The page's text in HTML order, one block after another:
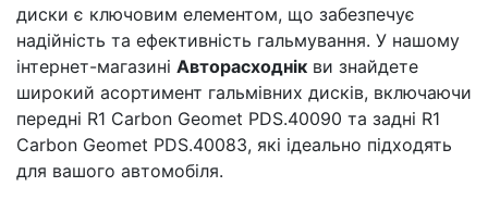
диски є ключовим елементом, що забезпечує
надійність та ефективність гальмування. У нашому
інтернет-магазині Авторасходнік ви знайдете
широкий асортимент гальмівних дисків, включаючи
передні R1 Carbon Geomet PDS.40090 та задні R1
Carbon Geomet PDS.40083, які ідеально підходять
для вашого автомобіля.